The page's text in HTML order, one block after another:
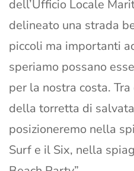
dell’Ufficio Locale
delineato una strada
piccoli ma importanti
speriamo possano
per la nostra costa.
della torretta di
posizioneremo nella
Surf e il Six, nella